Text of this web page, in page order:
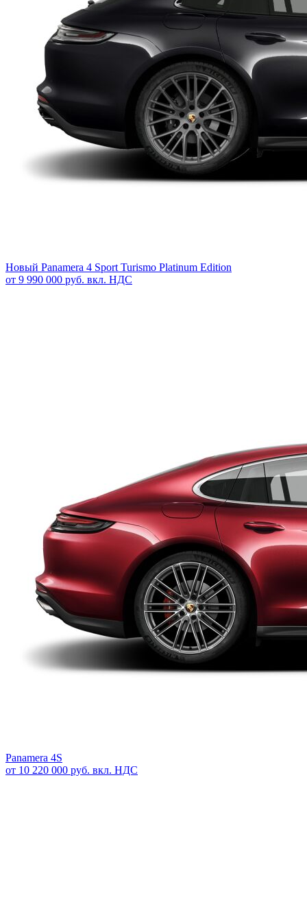
Новый Panamera 4 Sport Turismo Platinum Edition
от 9 990 000 руб. вкл. НДС
Panamera 4S
от 10 220 000 руб. вкл. НДС